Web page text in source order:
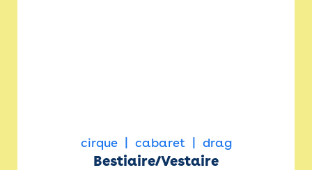
cirque cabaret drag
Bestiaire/Vestaire